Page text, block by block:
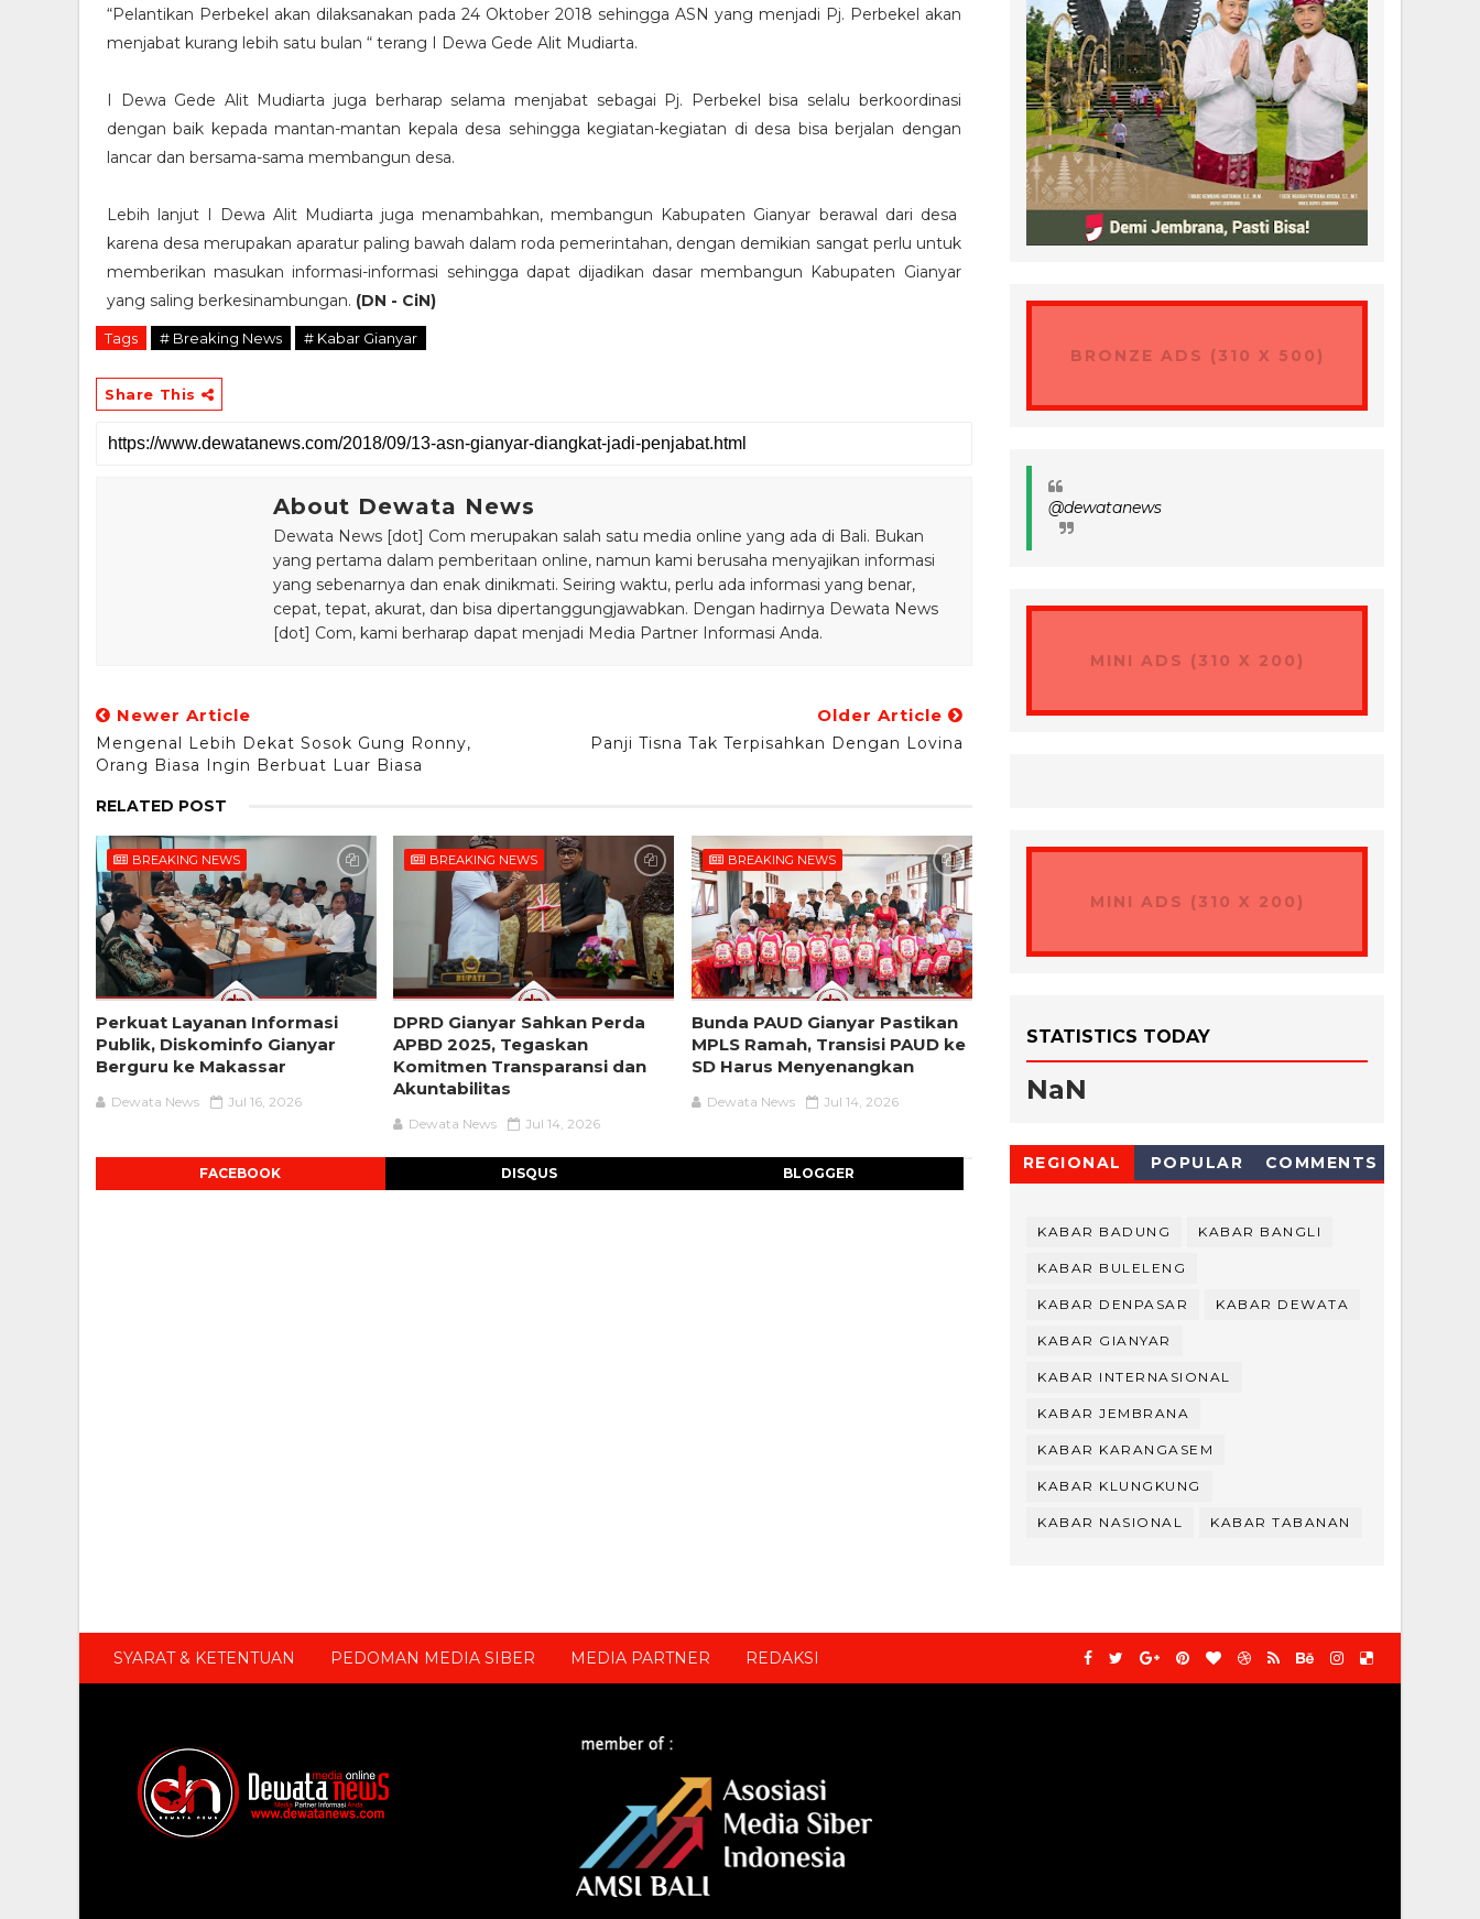
“Pelantikan Perbekel akan dilaksanakan pada 24 Oktober 2018 sehingga ASN yang menjadi Pj. Perbekel akan
menjabat kurang lebih satu bulan “ terang I Dewa Gede Alit Mudiarta.
I Dewa Gede Alit Mudiarta juga berharap selama menjabat sebagai Pj. Perbekel bisa selalu berkoordinasi
dengan baik kepada mantan-mantan kepala desa sehingga kegiatan-kegiatan di desa bisa berjalan dengan
lancar dan bersama-sama membangun desa.
Lebih lanjut I Dewa Alit Mudiarta juga menambahkan, membangun Kabupaten Gianyar berawal dari desa
karena desa merupakan aparatur paling bawah dalam roda pemerintahan, dengan demikian sangat perlu untuk
memberikan masukan informasi-informasi sehingga dapat dijadikan dasar membangun Kabupaten Gianyar
yang saling berkesinambungan. (DN - CiN)
Tags # Breaking News # Kabar Gianyar
Share This
About Dewata News
Dewata News [dot] Com merupakan salah satu media online yang ada di Bali. Bukan
yang pertama dalam pemberitaan online, namun kami berusaha menyajikan informasi
yang sebenarnya dan enak dinikmati. Seiring waktu, perlu ada informasi yang benar,
cepat, tepat, akurat, dan bisa dipertanggungjawabkan. Dengan hadirnya Dewata News
[dot] Com, kami berharap dapat menjadi Media Partner Informasi Anda.
Newer Article
Mengenal Lebih Dekat Sosok Gung Ronny,
Orang Biasa Ingin Berbuat Luar Biasa
Older Article
Panji Tisna Tak Terpisahkan Dengan Lovina
RELATED POST
BREAKING NEWS
Perkuat Layanan Informasi
Publik, Diskominfo Gianyar
Berguru ke Makassar
Dewata News Jul 16, 2026
BREAKING NEWS
DPRD Gianyar Sahkan Perda
APBD 2025, Tegaskan
Komitmen Transparansi dan
Akuntabilitas
Dewata News Jul 14, 2026
BREAKING NEWS
Bunda PAUD Gianyar Pastikan
MPLS Ramah, Transisi PAUD ke
SD Harus Menyenangkan
Dewata News Jul 14, 2026
FACEBOOK DISQUS BLOGGER
BRONZE ADS (310 X 500)
@dewatanews
MINI ADS (310 X 200)
MINI ADS (310 X 200)
STATISTICS TODAY
NaN
REGIONAL POPULAR COMMENTS
KABAR BADUNG KABAR BANGLI
KABAR BULELENG
KABAR DENPASAR KABAR DEWATA
KABAR GIANYAR
KABAR INTERNASIONAL
KABAR JEMBRANA
KABAR KARANGASEM
KABAR KLUNGKUNG
KABAR NASIONAL KABAR TABANAN
SYARAT & KETENTUAN PEDOMAN MEDIA SIBER MEDIA PARTNER REDAKSI